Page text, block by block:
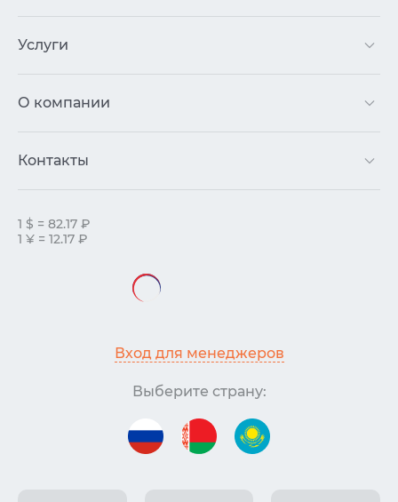
Услуги
О компании
Контакты
1 $ = 82.17 ₽
1 ¥ = 12.17 ₽
Вход для менеджеров
Выберите страну: